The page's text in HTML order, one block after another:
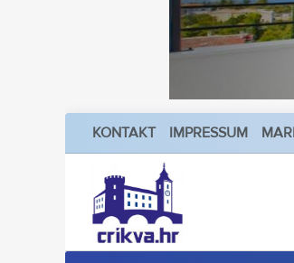
KONTAKT IMPRESSUM